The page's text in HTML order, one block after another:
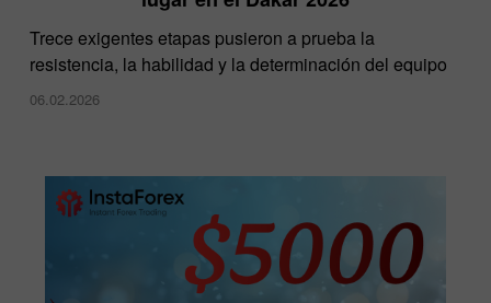
Trece exigentes etapas pusieron a prueba la
resistencia, la habilidad y la determinación del equipo
06.02.2026